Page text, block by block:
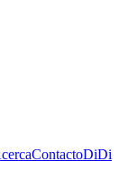
ContactoDiDi